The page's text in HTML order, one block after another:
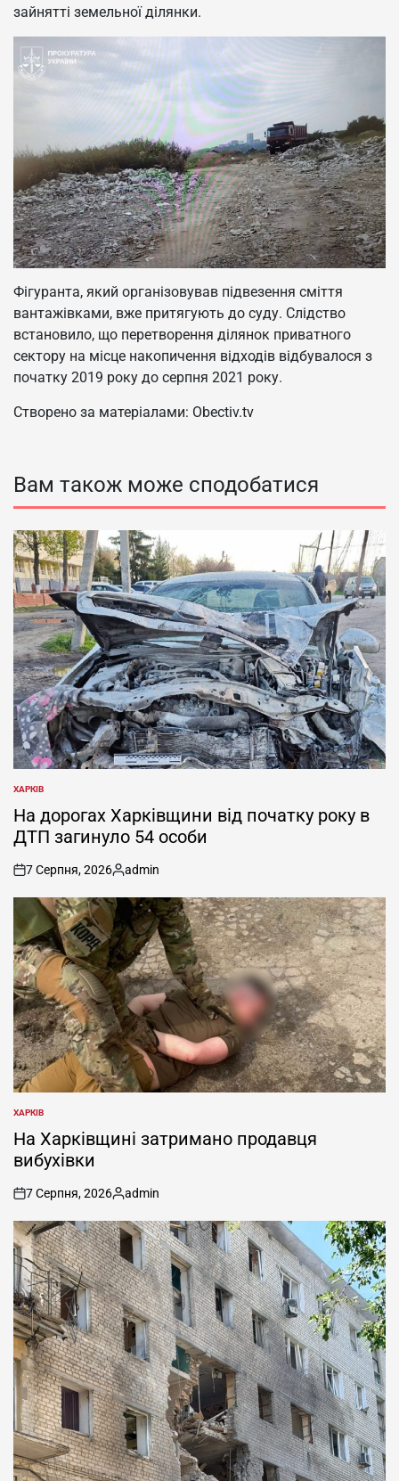
зайнятті земельної ділянки.
Фігуранта, який організовував підвезення сміття
вантажівками, вже притягують до суду. Слідство
встановило, що перетворення ділянок приватного
сектору на місце накопичення відходів відбувалося з
початку 2019 року до серпня 2021 року.
Створено за матеріалами: Obectiv.tv
Вам також може сподобатися
ОПУБЛІКУВАТИ
У
ХАРКІВ
На дорогах Харківщини від початку року в
ДТП загинуло 54 особи
on
7 Серпня, 2026
Опубліковано
admin
ОПУБЛІКУВАТИ
У
ХАРКІВ
На Харківщині затримано продавця
вибухівки
on
7 Серпня, 2026
Опубліковано
admin